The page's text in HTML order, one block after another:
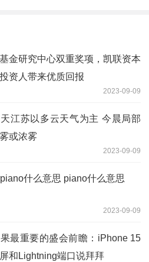
金研究中心双重奖项，凯联资本
资人带来优质回报
2023-09-09
江苏以多云天气为主 今晨局部
或浓雾
2023-09-09
什么意思 piano什么意思
2023-09-09
最重要的盛会前瞻：iPhone 15
和Lightning端口说拜拜